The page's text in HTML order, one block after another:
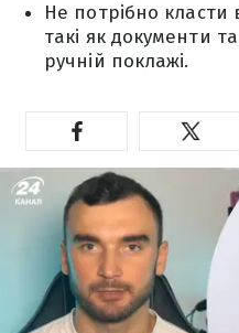
Не потрібно класти
такі як документи та
ручній поклажі.